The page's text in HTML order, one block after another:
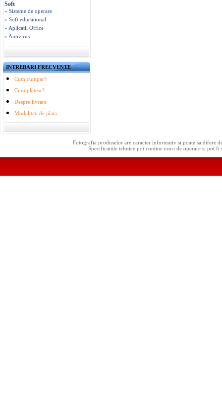
Soft
» Sisteme de operare
» Soft educational
» Aplicatii Office
» Antivirus
INTREBARI FRECVENTE
Cum cumpar?
Cum platesc?
Despre livrare
Modalitati de plata
Fotografia produselor are caracter informativ si poate sa difere
Specificatiile tehnice pot contine erori de operare si pot